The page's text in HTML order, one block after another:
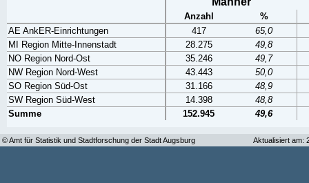
Anzahl
%
AE AnkER-Einrichtungen
417
65,0
MI Region Mitte-Innenstadt
28.275
49,8
NO Region Nord-Ost
35.246
49,7
NW Region Nord-West
43.443
50,0
SO Region Süd-Ost
31.166
48,9
SW Region Süd-West
14.398
48,8
Summe
152.945 49,6
© Amt für Statistik und Stadtforschung der Stadt Augsburg Aktualisiert am: